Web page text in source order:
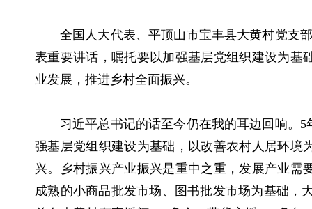
全国人大代表、平顶山市宝丰县大黄村党支
表重要讲话，嘱托要以加强基层党组织建设为基
业发展，推进乡村全面振兴。
习近平总书记的话至今仍在我的耳边回响。
强基层党组织建设为基础，以改善农村人居环境
兴。乡村振兴产业振兴是重中之重，发展产业
成熟的小商品批发市场、图书批发市场为基础，